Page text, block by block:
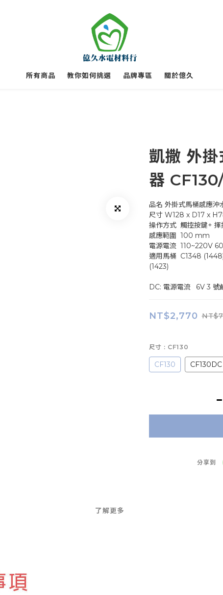
所有商品 教你如何挑選 品牌專區 關於億久
凱撒 外
器
品名	外掛式馬桶感應
尺寸	W128 x D17 x
操作方式	觸控按
感應範圍	100 mm
電源電流
適用馬桶	C1348 (1448)、CF / CT / CTA1325 (1425)、C1323
(1423)
DC: 電源電
NT$2,770
尺寸 : CF130
CF130 CF130DC
分享到
了解更多